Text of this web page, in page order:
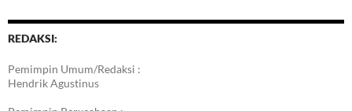
REDAKSI:
Pemimpin Umum/Redaksi :
Hendrik Agustinus